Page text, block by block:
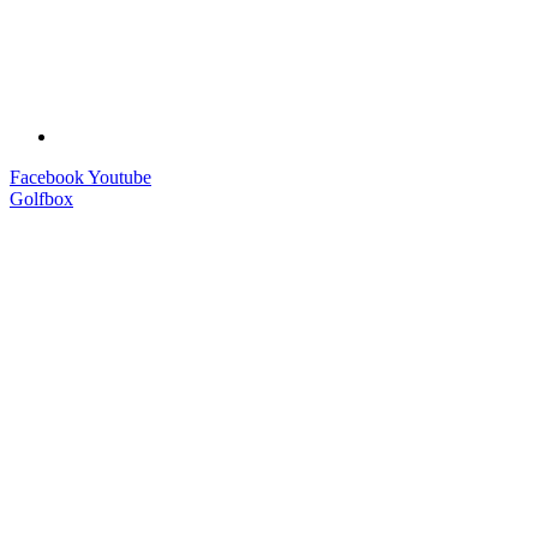
FacebookYoutube
Golfbox